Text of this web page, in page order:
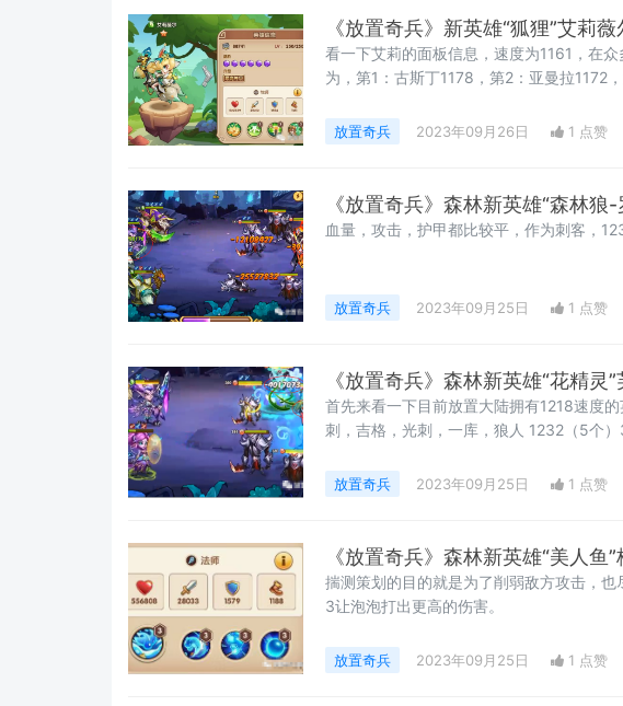
《放置奇兵》新英雄“狐狸”艾莉
看一下艾莉的面板信息，速度为1161，在
为，第1：古斯丁1178，第2：亚曼拉1172
达到了1193，而且这货还自带能量！
放置奇兵 2023年09月26日 1 点赞
《放置奇兵》森林新英雄“森林狼
血量，攻击，护甲都比较平，作为刺客，
放置奇兵 2023年09月25日 1 点赞
《放置奇兵》森林新英雄“花精灵
首先来看一下目前放置大陆拥有1218速度
刺，吉格，光刺，一库，狼人 1232（5个）3、夏、娜克娅、鱼人、嘉莉、大眼、拉塞
放置奇兵 2023年09月25日 1 点赞
《放置奇兵》森林新英雄“美人鱼
揣测策划的目的就是为了削弱敌方攻击，
3让泡泡打出更高的伤害。
放置奇兵 2023年09月25日 1 点赞